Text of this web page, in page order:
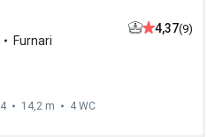
Furnari
4,37(9)
14,2 m 4 WC